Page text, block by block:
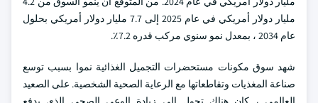
مليار دولار أمريكي في عام 2025 إلى 7.7 مليار دولار أمريكي بحلول
عام 2034 ، بمعدل نمو سنوي مركب قدره 7.2٪.
شهد سوق مكونات مستحضرات التجميل الغذائية نموا بسبب توسع
صناعة المغذيات وتقاطعاتها مع الرعاية الصحية الشخصية. على الصعيد